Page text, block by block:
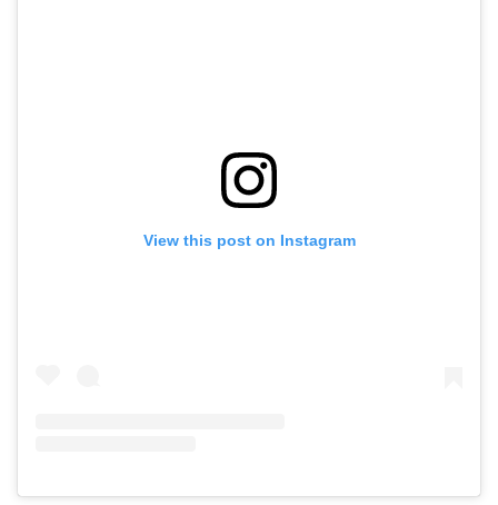
View this post on Instagram